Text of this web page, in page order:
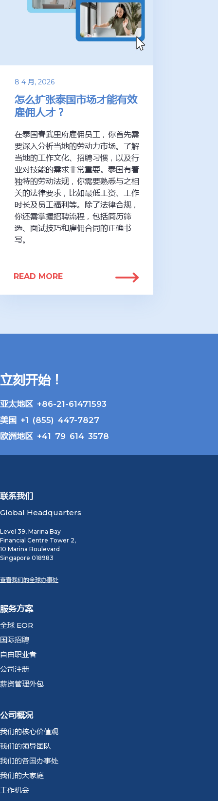
8 4 月, 2026
怎么扩张泰国市场才能有效
雇佣人才？
在泰国春武里府雇佣员工，你首先需
要深入分析当地的劳动力市场。了解
当地的工作文化、招聘习惯，以及行
业对技能的需求非常重要。泰国有着
独特的劳动法规，你需要熟悉与之相
关的法律要求，比如最低工资、工作
时长及员工福利等。除了法律合规，
你还需掌握招聘流程，包括简历筛
选、面试技巧和雇佣合同的正确书
写。
READ MORE
立刻开始！
亚太地区 +86-21-61471593
美国 +1 (855) 447-7827
欧洲地区 +41 79 614 3578
联系我们
Global Headquarters
Level 39, Marina Bay
Financial Centre Tower 2,
10 Marina Boulevard
Singapore 018983
查看我们的全球办事处
服务方案
全球 EOR
国际招聘
自由职业者
公司注册
薪资管理外包
公司概况
我们的核心价值观
我们的领导团队
我们的各国办事处
我们的大家庭
工作机会